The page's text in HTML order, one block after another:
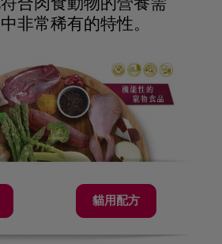
非常稀有的特性。
貓用配方